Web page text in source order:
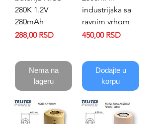
280K 1.2V
280mAh
Price
288,00 RSD
Nema na
lageru
industrijska sa
ravnim vrhom
Price
450,00 RSD
Dodajte u
korpu